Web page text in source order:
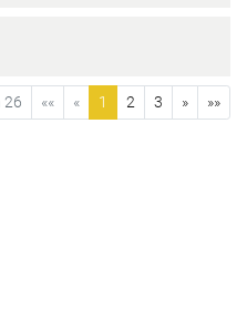
26 «« « 1 2 3 » »»